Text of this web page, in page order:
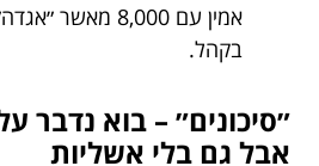
בקהל.
״סיכונים״ – בוא נדבר
אבל גם בלי אשליות